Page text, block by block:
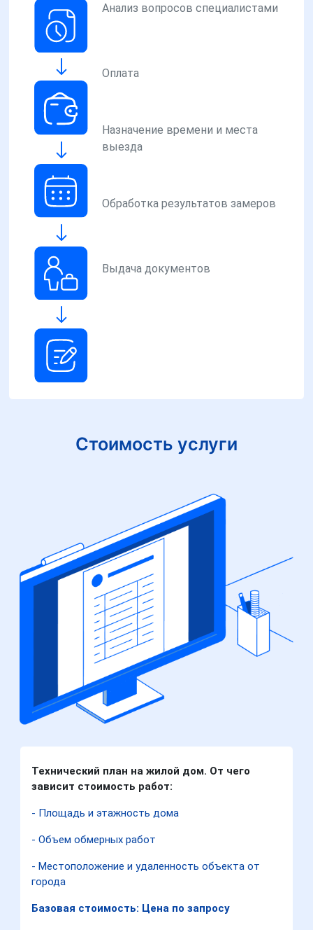
Анализ вопросов специалистами
Оплата
Назначение времени и места
выезда
Обработка результатов замеров
Выдача документов
Стоимость услуги
Технический план на жилой дом. От чего
зависит стоимость работ:
- Площадь и этажность дома
- Объем обмерных работ
- Местоположение и удаленность объекта от
города
Базовая стоимость: Цена по запросу